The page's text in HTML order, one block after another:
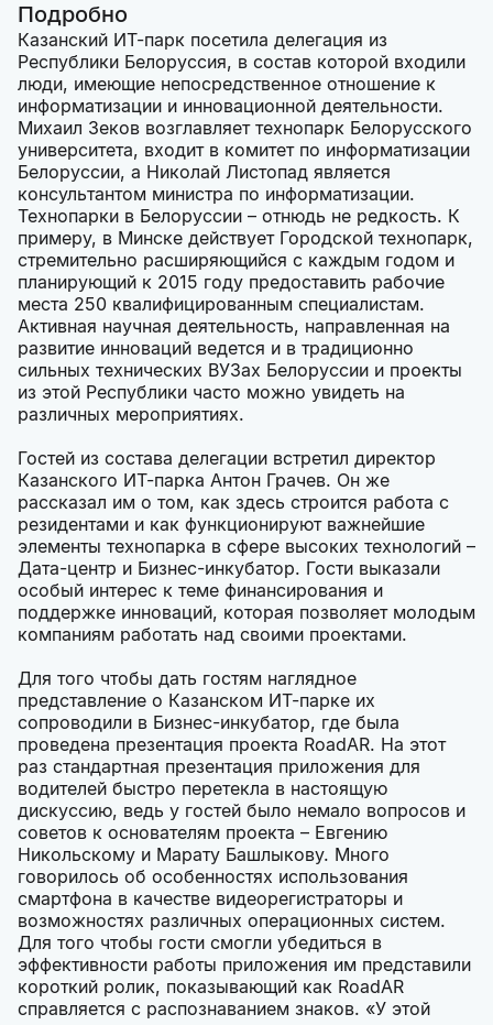
Подробно
Казанский ИТ-парк посетила делегация из
Республики Белоруссия, в состав которой входили
люди, имеющие непосредственное отношение к
информатизации и инновационной деятельности.
Михаил Зеков возглавляет технопарк Белорусского
университета, входит в комитет по информатизации
Белоруссии, а Николай Листопад является
консультантом министра по информатизации.
Технопарки в Белоруссии – отнюдь не редкость. К
примеру, в Минске действует Городской технопарк,
стремительно расширяющийся с каждым годом и
планирующий к 2015 году предоставить рабочие
места 250 квалифицированным специалистам.
Активная научная деятельность, направленная на
развитие инноваций ведется и в традиционно
сильных технических ВУЗах Белоруссии и проекты
из этой Республики часто можно увидеть на
различных мероприятиях.
Гостей из состава делегации встретил директор
Казанского ИТ-парка Антон Грачев. Он же
рассказал им о том, как здесь строится работа с
резидентами и как функционируют важнейшие
элементы технопарка в сфере высоких технологий –
Дата-центр и Бизнес-инкубатор. Гости выказали
особый интерес к теме финансирования и
поддержке инноваций, которая позволяет молодым
компаниям работать над своими проектами.
Для того чтобы дать гостям наглядное
представление о Казанском ИТ-парке их
сопроводили в Бизнес-инкубатор, где была
проведена презентация проекта RoadAR. На этот
раз стандартная презентация приложения для
водителей быстро перетекла в настоящую
дискуссию, ведь у гостей было немало вопросов и
советов к основателям проекта – Евгению
Никольскому и Марату Башлыкову. Много
говорилось об особенностях использования
смартфона в качестве видеорегистраторы и
возможностях различных операционных систем.
Для того чтобы гости смогли убедиться в
эффективности работы приложения им представили
короткий ролик, показывающий как RoadAR
справляется с распознаванием знаков. «У этой